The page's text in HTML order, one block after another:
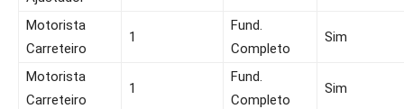
Motorista
Carreteiro
1
Fund.
Completo
Sim
Motorista
Carreteiro
1
Fund.
Completo
Sim